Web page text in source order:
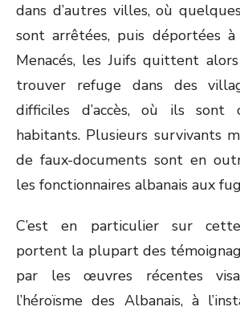
dans d’autres villes, où
sont arrêtées, puis déportées à
Menacés, les Juifs quittent
trouver refuge dans des
difficiles d’accès, où ils sont
habitants. Plusieurs survivants
de faux-documents sont en
les fonctionnaires albanais aux
C’est en particulier sur
portent la plupart des
par les œuvres récentes
l’héroïsme des Albanais, à